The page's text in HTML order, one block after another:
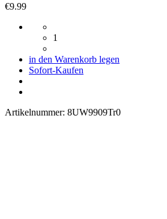
€9.99
1
in den Warenkorb legen
Sofort-Kaufen
Artikelnummer: 8UW9909Tr0